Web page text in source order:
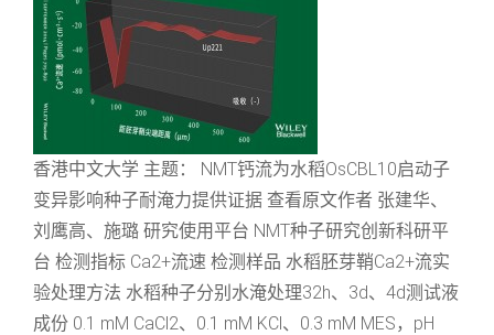
香港中文大学 主题： NMT钙流为水稻OsCBL10启动子
变异影响种子耐淹力提供证据 查看原文作者 张建华、
刘鹰高、施璐 研究使用平台 NMT种子研究创新科研平
台 检测指标 Ca2+流速 检测样品 水稻胚芽鞘Ca2+流实
验处理方法 水稻种子分别水淹处理32h、3d、4d测试液
成份 0.1 mM CaCl2、0.1 mM KCl、0.3 mM MES，pH